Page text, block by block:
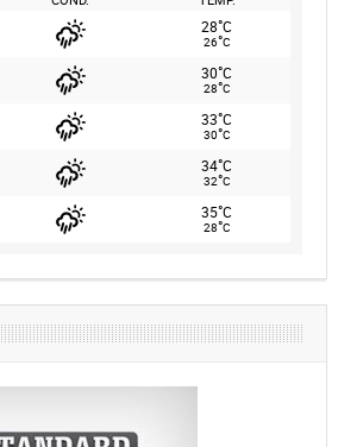
28°C
26°C
30°C
28°C
33°C
30°C
34°C
32°C
35°C
28°C